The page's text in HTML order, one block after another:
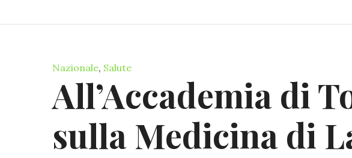
Nazionale, Salute
All’Accademia di
sulla Medicina di